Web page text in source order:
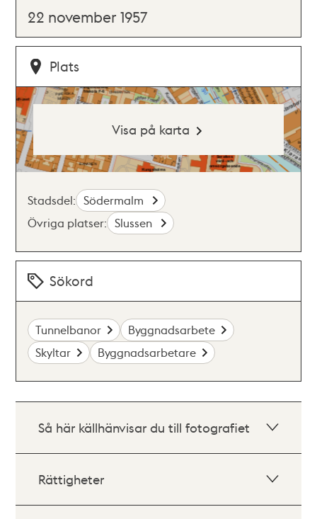
22 november 1957
Plats
Visa på karta
Stadsdel: Södermalm
Övriga platser: Slussen
Sökord
Tunnelbanor
Byggnadsarbete
Skyltar
Byggnadsarbetare
Så här källhänvisar du till fotografiet
Rättigheter